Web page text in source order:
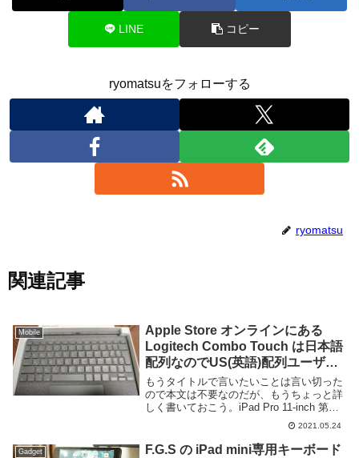
LINE コピー
ryomatsuをフォローする
ryomatsu
関連記事
Mobile
Apple Store オンラインにある
Logitech Combo Touch は日本語
配列なのでUS(英語)配列ユーザー
は買うな
もうタイトルで言いたいことは言い切った
ので本文は不要なのだが、もうちょっと詳
しく書いておこう。iPad Pro 11-inch 第三
世代を購入する際に同時にキーボードケー
スとして Logicool Combo Touch Keyboard
...
2021.05.24
Gadget
F.G.S の iPad mini専用キーボード